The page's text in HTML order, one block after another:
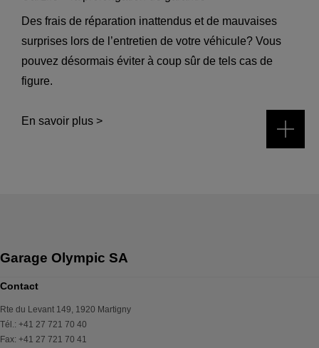
Des frais de réparation inattendus et de mauvaises
surprises lors de l’entretien de votre véhicule? Vous
pouvez désormais éviter à coup sûr de tels cas de
figure.
En savoir plus >
Garage Olympic SA
Contact
Rte du Levant 149 1920 Martigny
Tél. : +41 27 721 70 40
Fax: +41 27 721 70 41